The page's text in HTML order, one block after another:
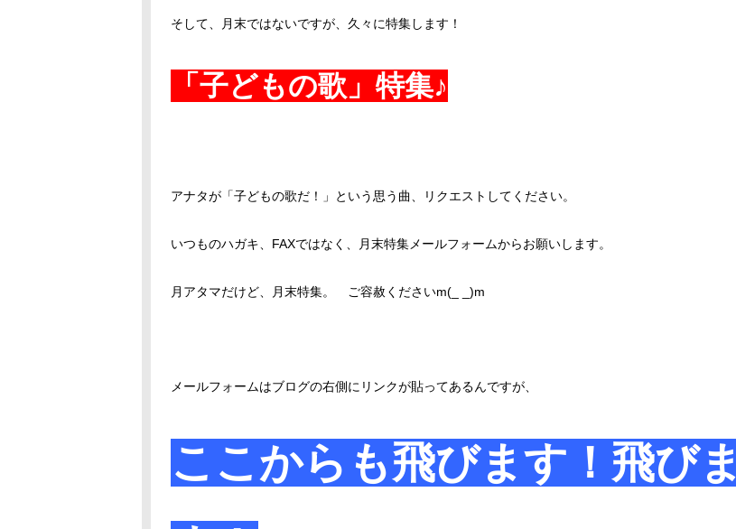
そして、月末ではないですが、久々に特集します！
「子どもの歌」特集♪
アナタが「子どもの歌だ！」という思う曲、リクエストしてください。
いつものハガキ、FAXではなく、月末特集メールフォームからお願いします。
月アタマだけど、月末特集。 ご容赦くださいm(_ _)m
メールフォームはブログの右側にリンクが貼ってあるんですが、
ここからも飛びます！飛びま